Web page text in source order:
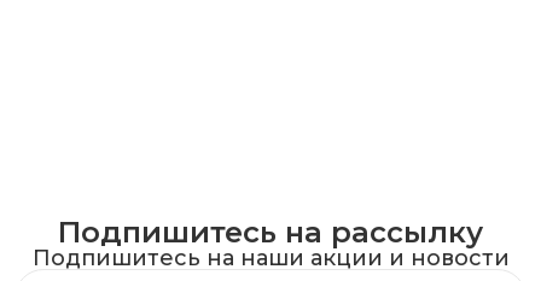
Подпишитесь на рассылку
Подпишитесь на наши акции и новости